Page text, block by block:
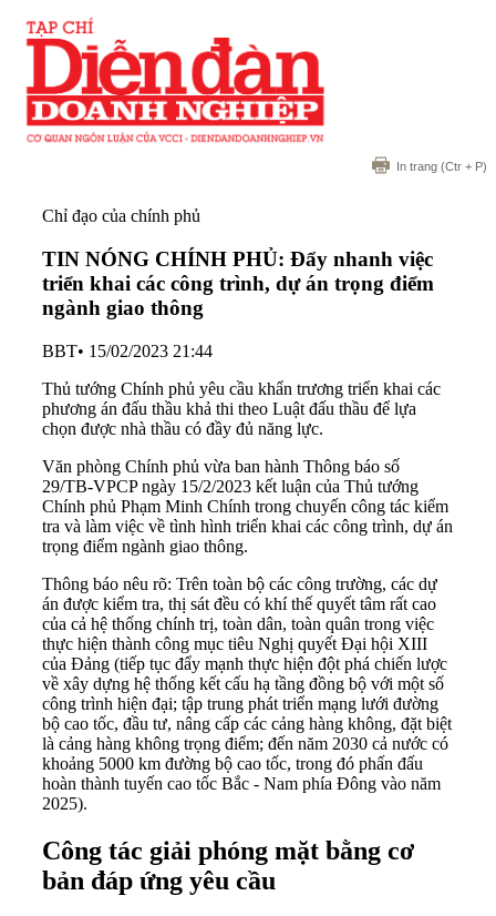
In trang (Ctr + P)
Chỉ đạo của chính phủ
TIN NÓNG CHÍNH PHỦ: Đẩy nhanh việc
triển khai các công trình, dự án trọng điểm
ngành giao thông
BBT• 15/02/2023 21:44
Thủ tướng Chính phủ yêu cầu khẩn trương triển khai các
phương án đấu thầu khả thi theo Luật đấu thầu để lựa
chọn được nhà thầu có đầy đủ năng lực.
Văn phòng Chính phủ vừa ban hành Thông báo số
29/TB-VPCP ngày 15/2/2023 kết luận của Thủ tướng
Chính phủ Phạm Minh Chính trong chuyến công tác kiểm
tra và làm việc về tình hình triển khai các công trình, dự án
trọng điểm ngành giao thông.
Thông báo nêu rõ: Trên toàn bộ các công trường, các dự
án được kiểm tra, thị sát đều có khí thế quyết tâm rất cao
của cả hệ thống chính trị, toàn dân, toàn quân trong việc
thực hiện thành công mục tiêu Nghị quyết Đại hội XIII
của Đảng (tiếp tục đẩy mạnh thực hiện đột phá chiến lược
về xây dựng hệ thống kết cấu hạ tầng đồng bộ với một số
công trình hiện đại; tập trung phát triển mạng lưới đường
bộ cao tốc, đầu tư, nâng cấp các cảng hàng không, đặt biệt
là cảng hàng không trọng điểm; đến năm 2030 cả nước có
khoảng 5000 km đường bộ cao tốc, trong đó phấn đấu
hoàn thành tuyến cao tốc Bắc - Nam phía Đông vào năm
2025).
Công tác giải phóng mặt bằng cơ
bản đáp ứng yêu cầu